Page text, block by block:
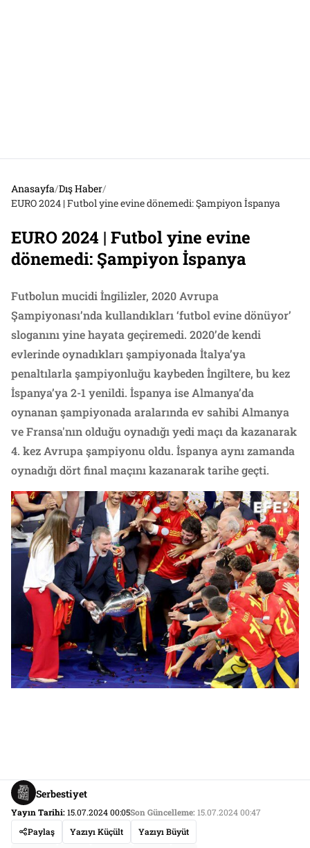
Anasayfa/Dış Haber/
EURO 2024 | Futbol yine evine dönemedi: Şampiyon İspanya
EURO 2024 | Futbol yine evine
dönemedi: Şampiyon İspanya
Futbolun mucidi İngilizler, 2020 Avrupa
Şampiyonası’nda kullandıkları ‘futbol evine dönüyor’
sloganını yine hayata geçiremedi. 2020’de kendi
evlerinde oynadıkları şampiyonada İtalya’ya
penaltılarla şampiyonluğu kaybeden İngiltere, bu kez
İspanya’ya 2-1 yenildi. İspanya ise Almanya’da
oynanan şampiyonada aralarında ev sahibi Almanya
ve Fransa'nın olduğu oynadığı yedi maçı da kazanarak
4. kez Avrupa şampiyonu oldu. İspanya aynı zamanda
oynadığı dört final maçını kazanarak tarihe geçti.
Serbestiyet
Yayın Tarihi:15.07.2024 00:05Son Güncelleme:15.07.2024 00:47
Paylaş
Yazıyı Küçült Yazıyı Büyüt